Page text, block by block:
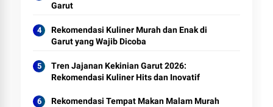
Garut
Rekomendasi Kuliner Murah dan Enak di
Garut yang Wajib Dicoba
Tren Jajanan Kekinian Garut 2026:
Rekomendasi Kuliner Hits dan Inovatif
Rekomendasi Tempat Makan Malam Murah